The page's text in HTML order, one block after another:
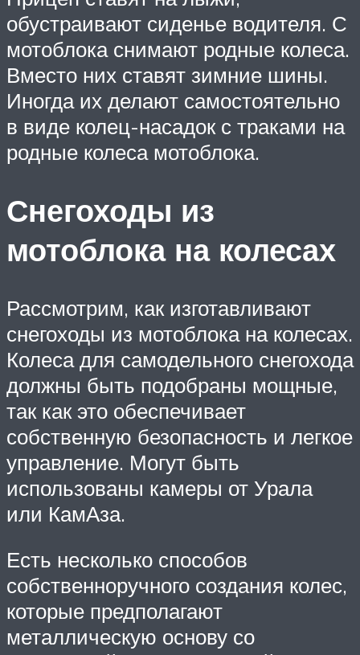
обустраивают сиденье водителя. С
мотоблока снимают родные колеса.
Вместо них ставят зимние шины.
Иногда их делают самостоятельно
в виде колец-насадок с траками на
родные колеса мотоблока.
Снегоходы из
мотоблока на колесах
Рассмотрим, как изготавливают
снегоходы из мотоблока на колесах.
Колеса для самодельного снегохода
должны быть подобраны мощные,
так как это обеспечивает
собственную безопасность и легкое
управление. Могут быть
использованы камеры от Урала
или КамАза.
Есть несколько способов
собственноручного создания колес,
которые предполагают
металлическую основу со